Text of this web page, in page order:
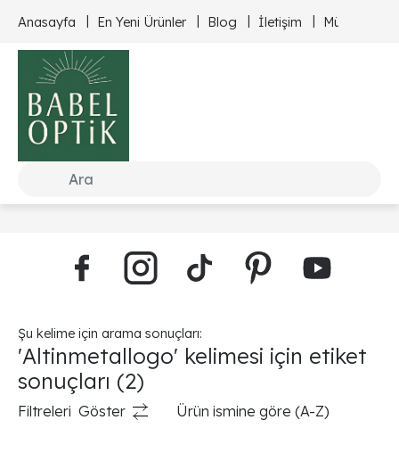
Anasayfa En Yeni Ürünler Blog İletişim Müşteri
Şu kelime için arama sonuçları:
'Altinmetallogo' kelimesi için etiket
sonuçları (2)
Filtreleri Göster Ürün ismine göre (A-Z)